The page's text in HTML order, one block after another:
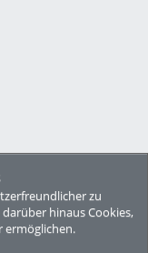
zu
hinaus Cookies,
ermöglichen.